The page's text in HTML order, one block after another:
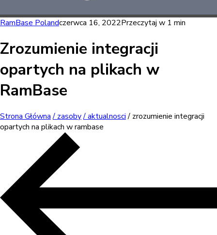
RamBase Polandczerwca 16, 2022Przeczytaj w 1 min
Zrozumienie integracji
opartych na plikach w
RamBase
Strona Główna/ zasoby/ aktualnosci/ zrozumienie integracji
opartych na plikach w rambase